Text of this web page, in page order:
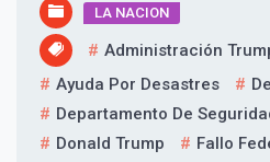
LA NACION
Administración
Ayuda Por Desastres
Departamento De
Donald Trump
Fallo